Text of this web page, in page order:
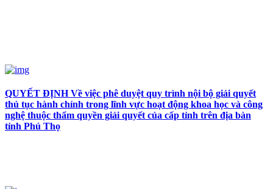
QUYẾT ĐỊNH Về việc phê duyệt quy trình nội bộ giải quyết
thủ tục hành chính trong lĩnh vực hoạt động khoa học và công
nghệ thuộc thẩm quyền giải quyết của cấp tỉnh trên địa bàn
tỉnh Phú Thọ